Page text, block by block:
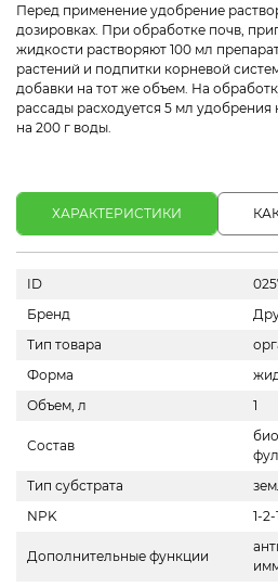
Перед применение удобрение
дозировках. При обработке почв,
жидкости растворяют 100 мл
растений и подпитки корневой
добавки на тот же объем. На
рассады расходуется 5 мл удобрения
на 200 г воды.
ХАРАКТЕРИСТИКИ
ID
Бренд
Тип товара
Форма
Объем, л
1
Состав
Тип субстрата
NPK
1-2-1
Дополнительные функции